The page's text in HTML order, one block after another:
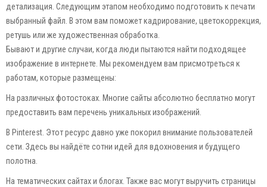
детализация. Следующим этапом необходимо подготовить к печати
выбранный файл. В этом вам поможет кадрирование, цветокоррекция,
ретушь или же художественная обработка.
Бывают и другие случаи, когда люди пытаются найти подходящее
изображение в интернете. Мы рекомендуем вам присмотреться к
работам, которые размещены:
На различных фотостоках. Многие сайты абсолютно бесплатно могут
предоставить вам перечень уникальных изображений.
В Pinterest. Этот ресурс давно уже покорил внимание пользователей
сети. Здесь вы найдёте сотни идей для вдохновения и будущего
полотна.
На тематических сайтах и блогах. Также вас могут выручить страницы